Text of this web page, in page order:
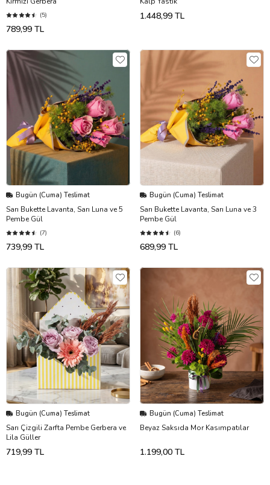
(5)
789,99 TL
1.448,99 TL
Bugün (Cuma) Teslimat
Sarı Bukette Lavanta, Sarı Luna ve 5
Pembe Gül
(7)
739,99 TL
Bugün (Cuma) Teslimat
Sarı Bukette Lavanta, Sarı Luna ve 3
Pembe Gül
(6)
689,99 TL
Bugün (Cuma) Teslimat
Sarı Çizgili Zarfta Pembe Gerbera ve
Lila Güller
719,99 TL
Bugün (Cuma) Teslimat
Beyaz Saksıda Mor Kasımpatılar
1.199,00 TL